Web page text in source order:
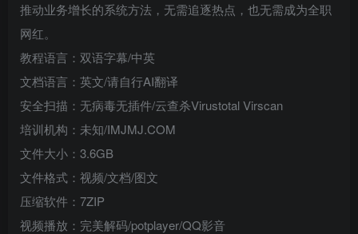
推动业务增长的系统方法，无需追逐热点，也无需成为全职
网红。
教程语言：双语字幕/中英
文档语言：英文/请自行AI翻译
安全扫描：无病毒无插件/云查杀Virustotal Virscan
培训机构：未知/IMJMJ.COM
文件大小：3.6GB
文件格式：视频/文档/图文
压缩软件：7ZIP
视频播放：完美解码/potplayer/QQ影音